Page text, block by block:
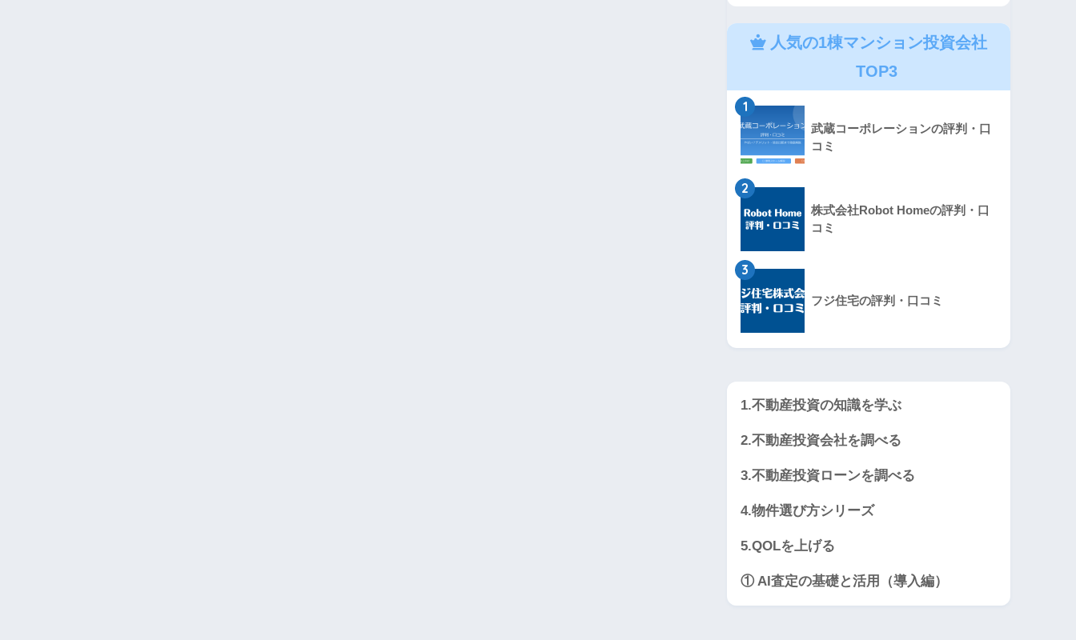
人気の1棟マンション投資会社
TOP3
1
武蔵コーポレーションの評判・口
コミ
2
株式会社Robot Homeの評判・口
コミ
3
フジ住宅の評判・口コミ
1.不動産投資の知識を学ぶ
2.不動産投資会社を調べる
3.不動産投資ローンを調べる
4.物件選び方シリーズ
5.QOLを上げる
① AI査定の基礎と活用（導入編）